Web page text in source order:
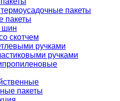
пакеты
пакеты
шин
скотчем
ручками
ручками
пакеты